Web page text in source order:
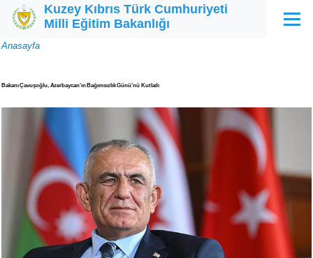
Ana içeriğe atla
Kuzey Kıbrıs Türk Cumhuriyeti
Milli Eğitim Bakanlığı
Menü
Sayfa
Anasayfa
Bakanı Çavuşoğlu, Azerbaycan’ın Bağımsızlık Günü’nü Kutladı